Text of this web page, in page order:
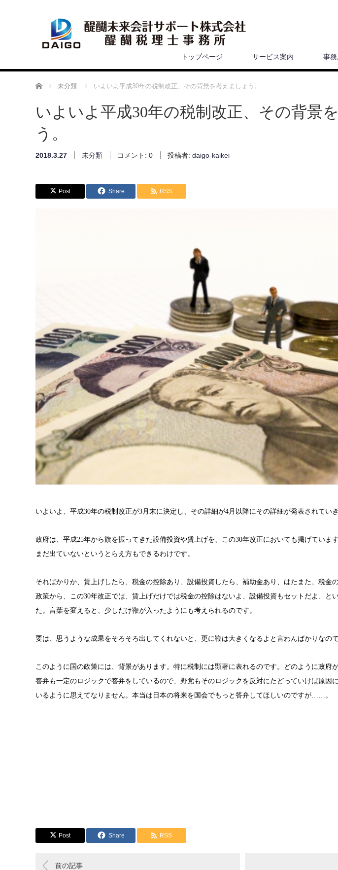
トップページ サービス案内 事
ホーム 未分類 いよいよ平成30年の税制改正、その背景を考えましょう。
いよいよ平成30年の税制改正、その背景
う。
2018.3.27 未分類 コメント: 0 投稿者: daigo-kaikei
Post Share RSS
いよいよ、平成30年の税制改正が3月末に決定し、その詳細が4月以降にその詳細が発表されていき
政府は、平成25年から旗を振ってきた設備投資や賃上げを、この30年改正においても掲げていま
まだ出ていないというとらえ方もできるわけです。
そればかりか、賃上げしたら、税金の控除あり、設備投資したら、補助金あり、はたまた、税金
政策から、この30年改正では、賃上げだけでは税金の控除はないよ、設備投資もセットだよ、と
た。言葉を変えると、少しだけ鞭が入ったようにも考えられるのです。
要は、思うような成果をそろそろ出してくれないと、更に鞭は大きくなるよと言わんばかりなの
このように国の政策には、背景があります。特に税制には顕著に表れるのです。どのように政府
答弁も一定のロジックで答弁をしているので、野党もそのロジックを反対にたどっていけば原因
いるように思えてなりません。本当は日本の将来を国会でもっと答弁してほしいのですが……。
Post Share RSS
前の記事